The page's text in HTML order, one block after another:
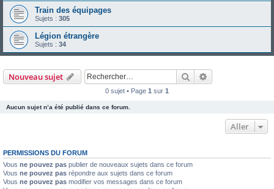
Train des équipages
Sujets : 305
Légion étrangère
Sujets : 34
Nouveau sujet Rechercher
0 sujet • Page 1 sur 1
Aucun sujet n’a été publié dans ce forum.
Aller
PERMISSIONS DU FORUM
Vous ne pouvez pas publier de nouveaux sujets dans ce forum
Vous ne pouvez pas répondre aux sujets dans ce forum
Vous ne pouvez pas modifier vos messages dans ce forum